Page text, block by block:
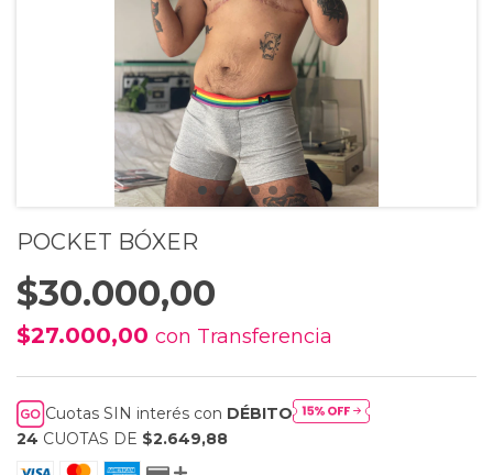
POCKET BÓXER
$30.000,00
$27.000,00 con Transferencia
Cuotas SIN interés con DÉBITO
24 CUOTAS DE $2.649,88